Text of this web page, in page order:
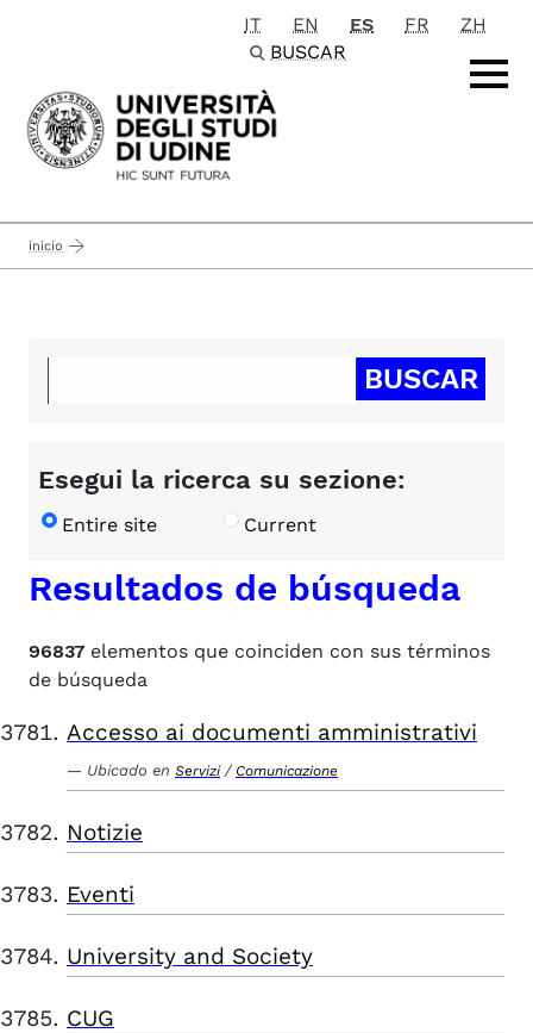
Passa al contenuto principale
IT EN ES FR
ZH
BUSCAR
inicio
Esegui la ricerca su sezione:
Entire site Current
Resultados de búsqueda
96837 elementos que coinciden con sus términos
de búsqueda
Accesso ai documenti amministrativi
Ubicado en Servizi / Comunicazione
Notizie
Eventi
University and Society
CUG